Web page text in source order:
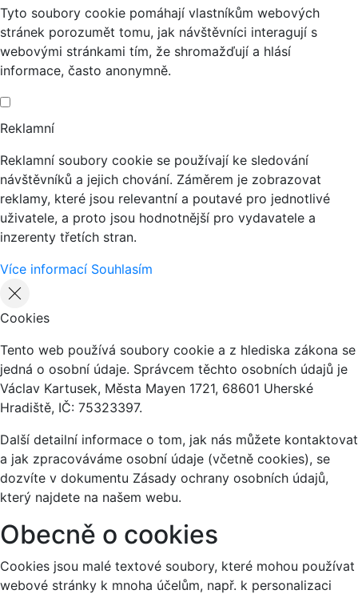
Tyto soubory cookie pomáhají vlastníkům webových
stránek porozumět tomu, jak návštěvníci interagují s
webovými stránkami tím, že shromažďují a hlásí
informace, často anonymně.
Reklamní
Reklamní soubory cookie se používají ke sledování
návštěvníků a jejich chování. Záměrem je zobrazovat
reklamy, které jsou relevantní a poutavé pro jednotlivé
uživatele, a proto jsou hodnotnější pro vydavatele a
inzerenty třetích stran.
Více informací Souhlasím
Cookies
Tento web používá soubory cookie a z hlediska zákona se
jedná o osobní údaje. Správcem těchto osobních údajů je
Václav Kartusek, Města Mayen 1721, 68601 Uherské
Hradiště, IČ: 75323397.
Další detailní informace o tom, jak nás můžete kontaktovat
a jak zpracováváme osobní údaje (včetně cookies), se
dozvíte v dokumentu Zásady ochrany osobních údajů,
který najdete na našem webu.
Obecně o cookies
Cookies jsou malé textové soubory, které mohou používat
webové stránky k mnoha účelům, např. k personalizaci